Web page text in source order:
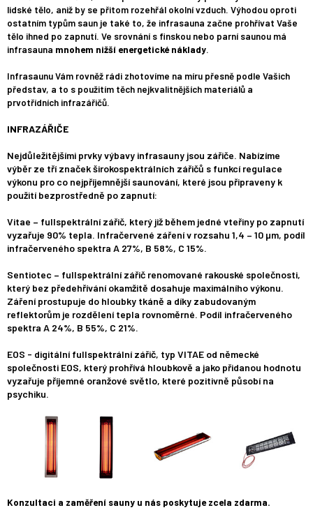
lidské tělo, aniž by se přitom rozehřál okolní vzduch. Výhodou oproti
ostatním typům saun je také to, že infrasauna začne prohřívat Vaše
tělo ihned po zapnutí. Ve srovnání s finskou nebo parní saunou má
infrasauna mnohem nižší energetické náklady.
Infrasaunu Vám rovněž rádi zhotovíme na míru přesně podle Vašich
představ, a to s použitím těch nejkvalitnějších materiálů a
prvotřídních infrazářičů.
INFRAZÁŘIČE
Nejdůležitějšími prvky výbavy infrasauny jsou zářiče. Nabízíme
výběr ze tří značek širokospektrálních zářičů s funkcí regulace
výkonu pro co nejpříjemnější saunování, které jsou připraveny k
použití bezprostředně po zapnutí:
Vitae – fullspektrální zářič, který již během jedné vteřiny po zapnutí
vyzařuje 90% tepla. Infračervené záření v rozsahu 1,4 – 10 µm, podíl
infračerveného spektra A 27%, B 58%, C 15%.
Sentiotec – fullspektrální zářič renomované rakouské společnosti,
který bez předehřívání okamžitě dosahuje maximálního výkonu.
Záření prostupuje do hloubky tkáně a díky zabudovaným
reflektorům je rozdělení tepla rovnoměrné. Podíl infračerveného
spektra A 24%, B 55%, C 21%.
EOS - digitální fullspektrální zářič, typ VITAE od německé
společnosti EOS, který prohřívá hloubkově a jako přidanou hodnotu
vyzařuje příjemné oranžové světlo, které pozitivně působí na
psychiku.
Konzultaci a zaměření sauny u nás poskytuje zcela zdarma.